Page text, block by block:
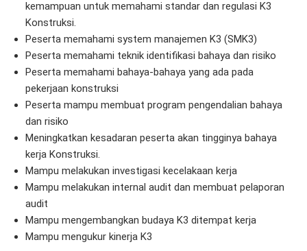
kemampuan untuk memahami standar dan regulasi K3
Konstruksi.
Peserta memahami system manajemen K3 (SMK3)
Peserta memahami teknik identifikasi bahaya dan risiko
Peserta memahami bahaya-bahaya yang ada pada
pekerjaan konstruksi
Peserta mampu membuat program pengendalian bahaya
dan risiko
Meningkatkan kesadaran peserta akan tingginya bahaya
kerja Konstruksi.
Mampu melakukan investigasi kecelakaan kerja
Mampu melakukan internal audit dan membuat pelaporan
audit
Mampu mengembangkan budaya K3 ditempat kerja
Mampu mengukur kinerja K3